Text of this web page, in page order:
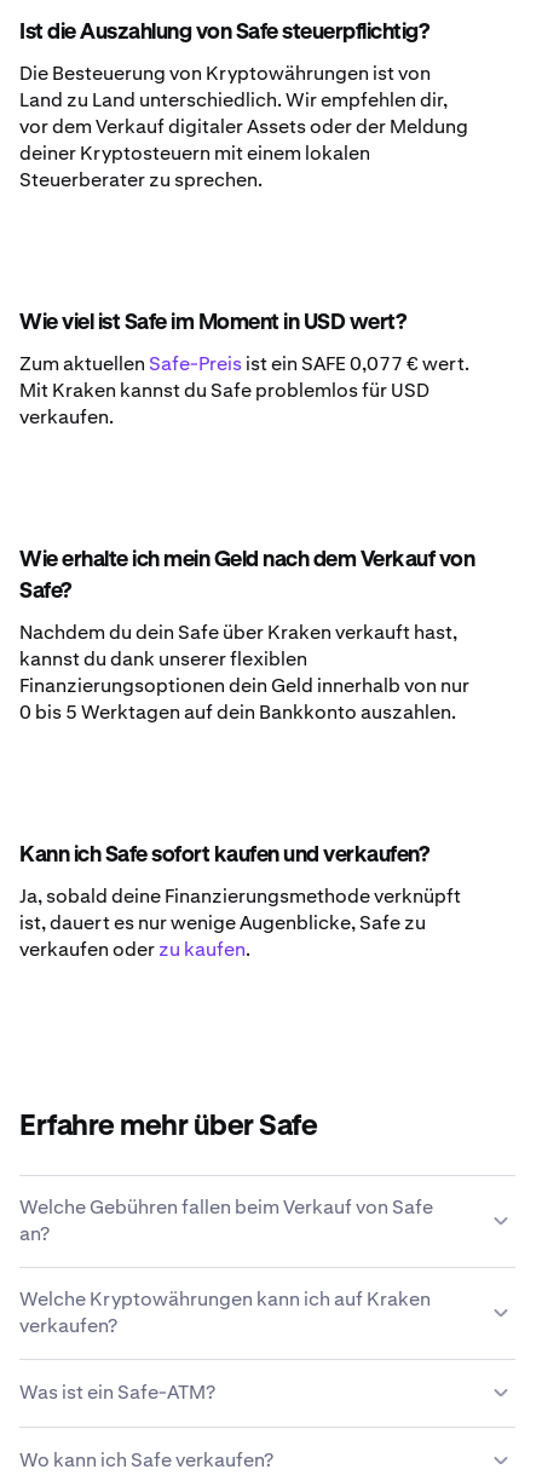
Ist die Auszahlung von Safe steuerpflichtig?
Die Besteuerung von Kryptowährungen ist von
Land zu Land unterschiedlich. Wir empfehlen dir,
vor dem Verkauf digitaler Assets oder der Meldung
deiner Kryptosteuern mit einem lokalen
Steuerberater zu sprechen.
Wie viel ist Safe im Moment in USD wert?
Zum aktuellenSafe-Preisist ein SAFE 0,077 € wert.
Mit Kraken kannst du Safe problemlos für USD
verkaufen.
Wie erhalte ich mein Geld nach dem Verkauf von
Safe?
Nachdem du dein Safe über Kraken verkauft hast,
kannst du dank unserer flexiblen
Finanzierungsoptionen dein Geld innerhalb von nur
0 bis 5 Werktagen auf dein Bankkonto auszahlen.
Kann ich Safe sofort kaufen und verkaufen?
Ja, sobald deine Finanzierungsmethode verknüpft
ist, dauert es nur wenige Augenblicke, Safe zu
verkaufen oderzu kaufen.
Erfahre mehr über Safe
Welche Gebühren fallen beim Verkauf von Safe
an?
Gebührenstruktur, die auf der Größe der Transaktion, der
Art des Assets, der Zahlungsmethode und den
Marktbedingungen basiert.Mehr über die
Gebührenstruktur von Kraken erfahren
Welche Kryptowährungen kann ich auf Kraken
verkaufen?
Kryptowährungen, einschließlich Safe, kaufen und
verkaufen.
Was ist ein Safe-ATM?
ein bedienungsfreundlicher Kiosk, der es Benutzern
Wo kann ich Safe verkaufen?